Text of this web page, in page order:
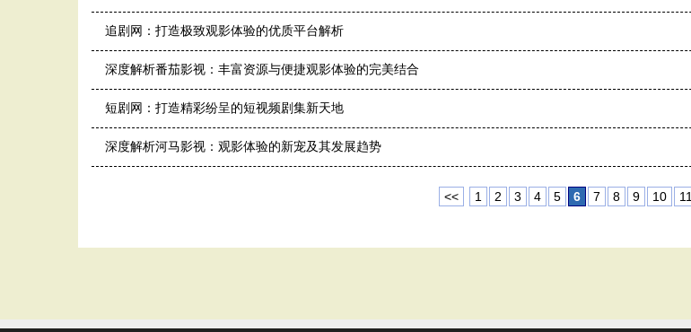
追剧网：打造极致观影体验的优质平台解析
深度解析番茄影视：丰富资源与便捷观影体验的完美结合
短剧网：打造精彩纷呈的短视频剧集新天地
深度解析河马影视：观影体验的新宠及其发展趋势
<< 1 2 3 4 5 6 7 8 9 10 11